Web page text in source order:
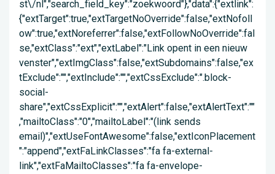
st\/nl","search_field_key":"zoekwoord"},"data":{"extlink":
{"extTarget":true,"extTargetNoOverride":false,"extNofoll
ow":true,"extNoreferrer":false,"extFollowNoOverride":fal
se,"extClass":"ext","extLabel":"Link opent in een nieuw
venster","extImgClass":false,"extSubdomains":false,"ex
tExclude":"","extInclude":"","extCssExclude":".block-
social-
share","extCssExplicit":"","extAlert":false,"extAlertText":""
,"mailtoClass":"0","mailtoLabel":"(link sends
email)","extUseFontAwesome":false,"extIconPlacement
":"append","extFaLinkClasses":"fa fa-external-
link","extFaMailtoClasses":"fa fa-envelope-